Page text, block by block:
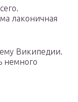
лаконичная
Википедии.
немного